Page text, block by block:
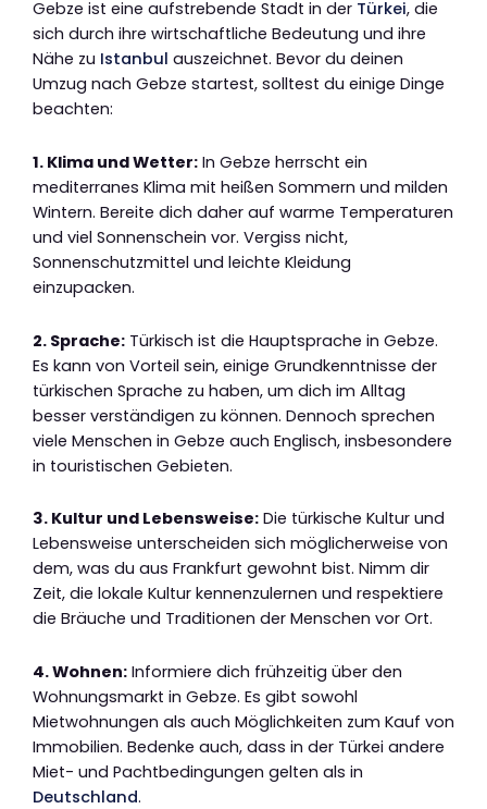
Gebze ist eine aufstrebende Stadt in der Türkei, die
sich durch ihre wirtschaftliche Bedeutung und ihre
Nähe zu Istanbul auszeichnet. Bevor du deinen
Umzug nach Gebze startest, solltest du einige Dinge
beachten:
1. Klima und Wetter: In Gebze herrscht ein
mediterranes Klima mit heißen Sommern und milden
Wintern. Bereite dich daher auf warme Temperaturen
und viel Sonnenschein vor. Vergiss nicht,
Sonnenschutzmittel und leichte Kleidung
einzupacken.
2. Sprache: Türkisch ist die Hauptsprache in Gebze.
Es kann von Vorteil sein, einige Grundkenntnisse der
türkischen Sprache zu haben, um dich im Alltag
besser verständigen zu können. Dennoch sprechen
viele Menschen in Gebze auch Englisch, insbesondere
in touristischen Gebieten.
3. Kultur und Lebensweise: Die türkische Kultur und
Lebensweise unterscheiden sich möglicherweise von
dem, was du aus Frankfurt gewohnt bist. Nimm dir
Zeit, die lokale Kultur kennenzulernen und respektiere
die Bräuche und Traditionen der Menschen vor Ort.
4. Wohnen: Informiere dich frühzeitig über den
Wohnungsmarkt in Gebze. Es gibt sowohl
Mietwohnungen als auch Möglichkeiten zum Kauf von
Immobilien. Bedenke auch, dass in der Türkei andere
Miet- und Pachtbedingungen gelten als in
Deutschland.